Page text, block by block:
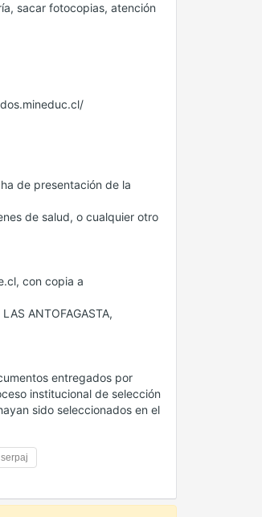
sacar fotocopias, atención
de presentación de la
de salud, o cualquier otro
con copia a
ANTOFAGASTA,
entregados por
institucional de selección
sido seleccionados en el
serpaj